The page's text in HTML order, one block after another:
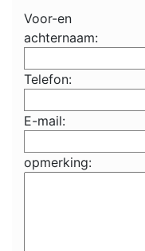
Voor-en
achternaam:
Telefon:
E-mail:
opmerking: